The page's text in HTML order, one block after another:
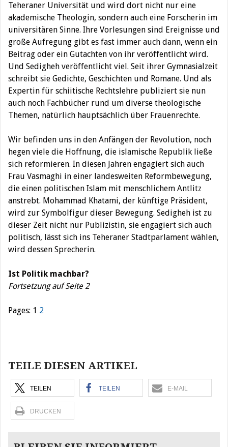
Teheraner Universität und wird dort nicht nur eine
akademische Theologin, sondern auch eine Forscherin im
universitären Sinne. Ihre Vorlesungen sind Ereignisse und
große Aufregung gibt es fast immer auch dann, wenn ein
Beitrag oder ein Gutachten von ihr veröffentlicht wird.
Und Sedigheh veröffentlicht viel. Seit ihrer Gymnasialzeit
schreibt sie Gedichte, Geschichten und Romane. Und als
Expertin für schiitische Rechtslehre publiziert sie nun
auch noch Fachbücher rund um diverse theologische
Themen, natürlich hauptsächlich über Frauenrechte.
Wir befinden uns in den Anfängen der Revolution, noch
hegen viele die Hoffnung, die islamische Republik ließe
sich reformieren. In diesen Jahren engagiert sich auch
Frau Vasmaghi in einer landesweiten Reformbewegung,
die einen politischen Islam mit menschlichem Antlitz
anstrebt. Mohammad Khatami, der künftige Präsident,
wird zur Symbolfigur dieser Bewegung. Sedigheh ist zu
dieser Zeit nicht nur Publizistin, sie engagiert sich auch
politisch, lässt sich ins Teheraner Stadtparlament wählen,
wird dessen Sprecherin.
Ist Politik machbar?
Fortsetzung auf Seite 2
Pages: 1 2
TEILE DIESEN ARTIKEL
TEILEN TEILEN E-MAIL
DRUCKEN